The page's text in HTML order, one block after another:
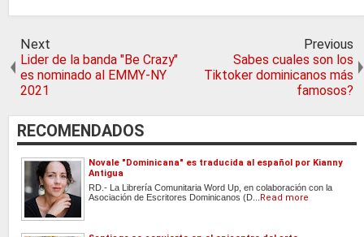
Next
Lider de la banda "Be Crazy"
es nominado al EMMY-NY
2021
Previous
Sabes cuales son los
Tiktoker dominicanos más
famosos?
RECOMENDADOS
Novale "Dominicana" es traducida al español por Kianny
Antigua
RD.- La Librería Comunitaria Word Up, en colaboración con la
Asociación de Escritores Dominicanos (D... Read more